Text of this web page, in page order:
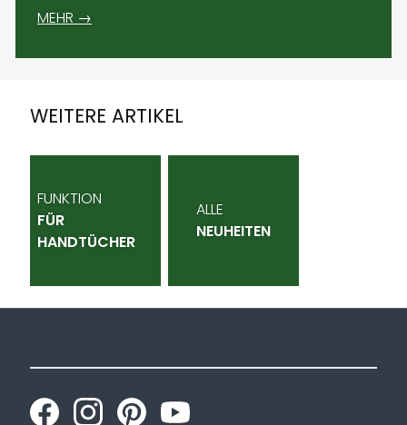
MEHR →
WEITERE ARTIKEL
FUNKTION
FÜR
HANDTÜCHER
ALLE
NEUHEITEN